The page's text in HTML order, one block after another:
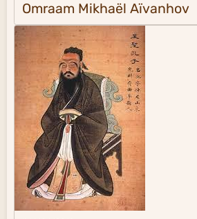
Omraam Mikhaël Aïvanhov